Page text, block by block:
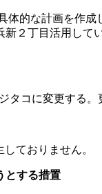
的な計画を作成
２丁目活用してい
コに変更する。
ておりません。
とする措置